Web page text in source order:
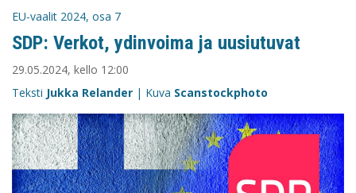
EU-vaalit 2024, osa 7
SDP: Verkot, ydinvoima ja uusiutuvat
29.05.2024, kello 12:00
Teksti Jukka Relander | Kuva Scanstockphoto